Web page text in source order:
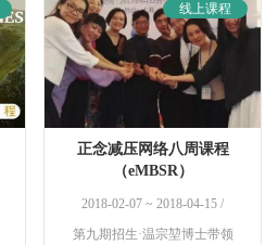
线上课程
正念减压网络八周课程
（eMBSR）
2018-02-07 ~ 2018-04-15 /
第九期招生·温宗堃博士带领